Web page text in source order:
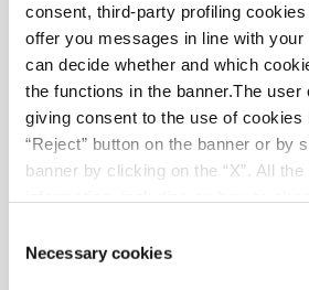
consent, third-party profiling
offer you messages in line with your
can decide whether and which
the functions in the banner.The user
giving consent to the use of cookies
“Reject” button on the banner or by
banner by clicking on the “X”. All the
Selection
Necessary cookies
Auf der Ferme Lorée des
strikt an die Politik des
Wachstumshormone, damit
und in ihrem eigenen Tempo
können. Dank der eigenen
Futtermittelproduktion ist
unabhängig bei der
ausgewogenen und
Adriens Praktiken stehen